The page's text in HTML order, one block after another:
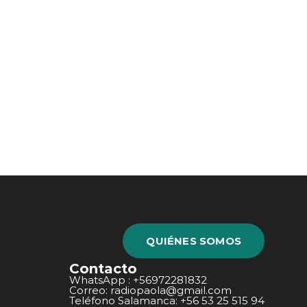
QUIÉNES SOMOS
Contacto
WhatsApp : +56972281832
Correo: radiopaola@gmail.com
Teléfono Salamanca: +56 53 25 515 94